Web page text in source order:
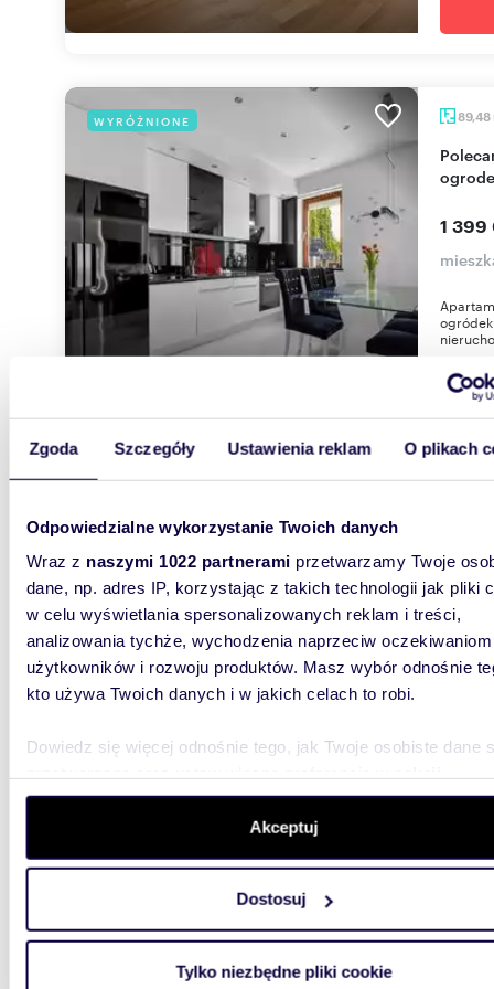
Zgoda Szczegóły Ustawienia reklam O plikach
Odpowiedzialne wykorzystanie Twoich danych
Wraz z naszymi 1022 partnerami przetwarzamy Twoje
dane, np. adres IP, korzystając z takich technologii jak pliki
w celu wyświetlania spersonalizowanych reklam i treści,
analizowania tychże, wychodzenia naprzeciw oczekiwaniom
użytkowników i rozwoju produktów. Masz wybór odnośnie
kto używa Twoich danych i w jakich celach to robi.
Dowiedz się więcej odnośnie tego, jak Twoje osobiste dane
szczegółów. W Deklaracji plików cookie możesz zmienić
wycofać swoją zgodę w dowolnej chwili.
aby oferować funkcje społecznościowe i analizować ruch w
witrynie. Informacje o tym, jak korzystasz z naszej witryny,
analitycznym. Partnerzy mogą połączyć te informacje z
Akceptuj
Dostosuj
Tylko niezbędne pliki cookie
WYRÓŻNIONE 89,48
Polecam! Premium 3-pokojowe mieszkanie z
1 399
WYRÓŻNIONE
Dwupoziomowe 4-pokoje z windą i dużym
987
WYRÓŻNIONE 89,90